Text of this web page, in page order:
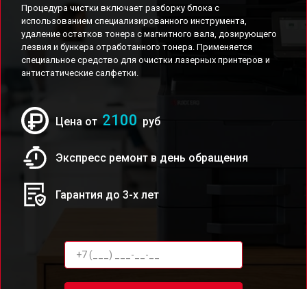
Процедура чистки включает разборку блока с
использованием специализированного инструмента,
удаление остатков тонера с магнитного вала, дозирующего
лезвия и бункера отработанного тонера. Применяется
специальное средство для очистки лазерных принтеров и
антистатические салфетки.
Цена от 2100 руб
Экспресс ремонт в день обращения
Гарантия до 3-х лет